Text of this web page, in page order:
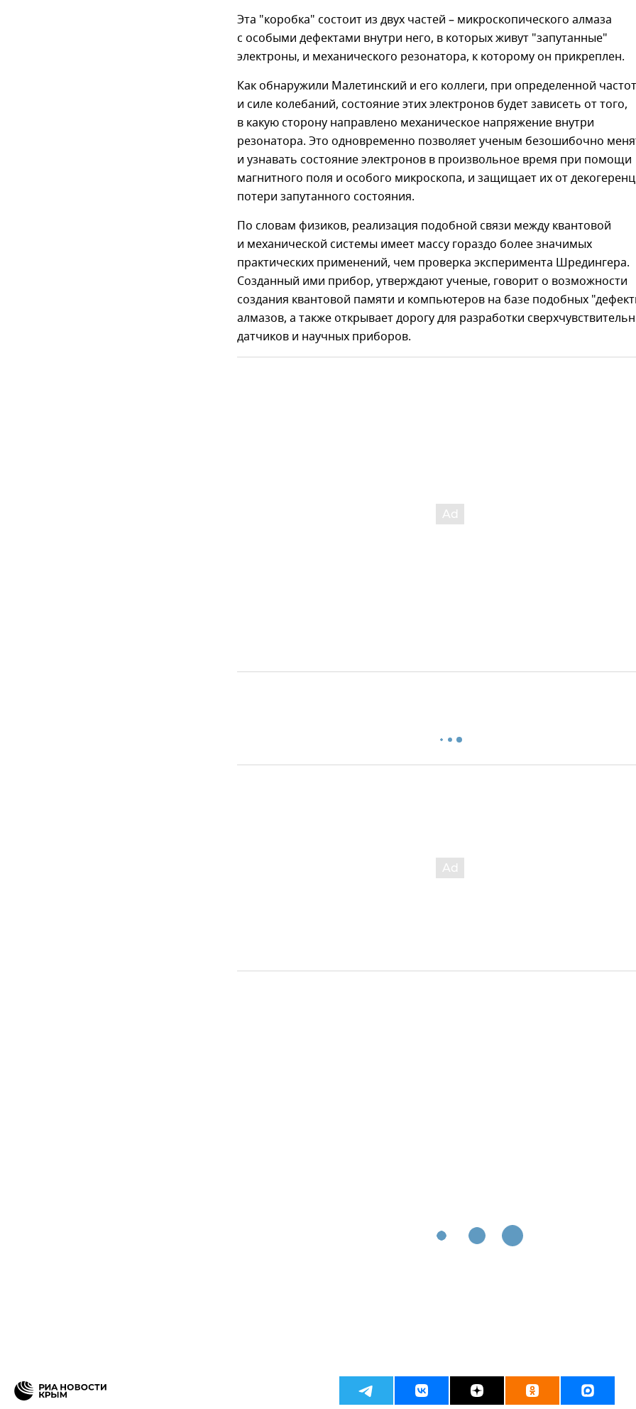
Эта "коробка" состоит из двух частей – микроскопического алмаза
с особыми дефектами внутри него, в которых живут "запутанные"
электроны, и механического резонатора, к которому он прикреплен.
Как обнаружили Малетинский и его коллеги, при определенной
и силе колебаний, состояние этих электронов будет зависеть от того,
в какую сторону направлено механическое напряжение внутри
резонатора. Это одновременно позволяет ученым безошибочно
и узнавать состояние электронов в произвольное время при помощи
магнитного поля и особого микроскопа, и защищает их от
потери запутанного состояния.
По словам физиков, реализация подобной связи между квантовой
и механической системы имеет массу гораздо более значимых
практических применений, чем проверка эксперимента Шредингера.
Созданный ими прибор, утверждают ученые, говорит о возможности
создания квантовой памяти и компьютеров на базе подобных
алмазов, а также открывает дорогу для разработки
датчиков и научных приборов.